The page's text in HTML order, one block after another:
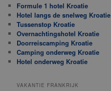
Formule 1 hotel Kroatie
Hotel langs de snelweg Kroatie
Tussenstop Kroatie
Overnachtingshotel Kroatie
Doorreiscamping Kroatie
Camping onderweg Kroatie
Hotel onderweg Kroatie
VAKANTIE FRANKRIJK